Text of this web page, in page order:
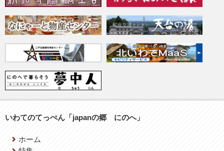
いわてのてっぺん「japanの郷 にのへ」
ホーム